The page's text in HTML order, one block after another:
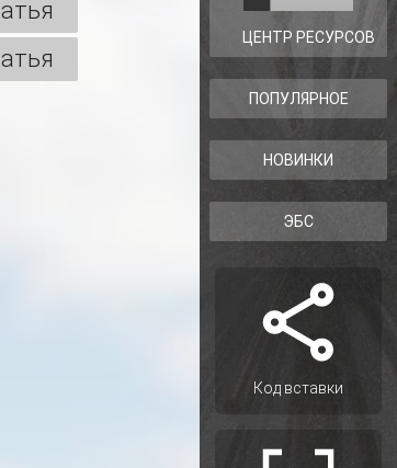
ЦЕНТР РЕСУРСОВ
ПОПУЛЯРНОЕ
НОВИНКИ
ЭБС
Код вставки